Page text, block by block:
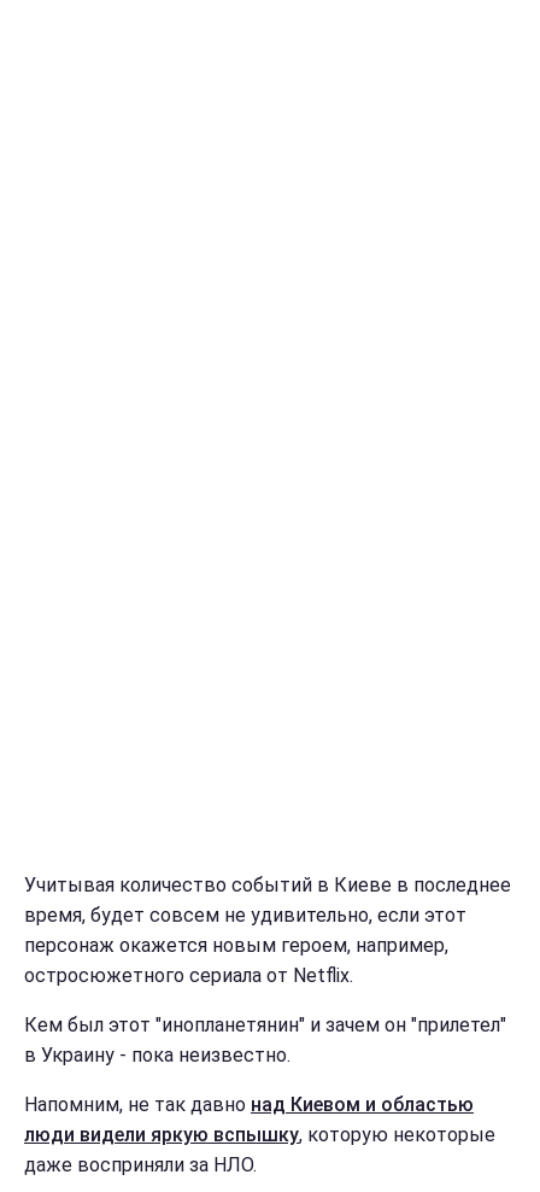
Учитывая количество событий в Киеве в последнее
время, будет совсем не удивительно, если этот
персонаж окажется новым героем, например,
остросюжетного сериала от Netflix.
Кем был этот "инопланетянин" и зачем он "прилетел"
в Украину - пока неизвестно.
Напомним, не так давно над Киевом и областью
люди видели яркую вспышку, которую некоторые
даже восприняли за НЛО.